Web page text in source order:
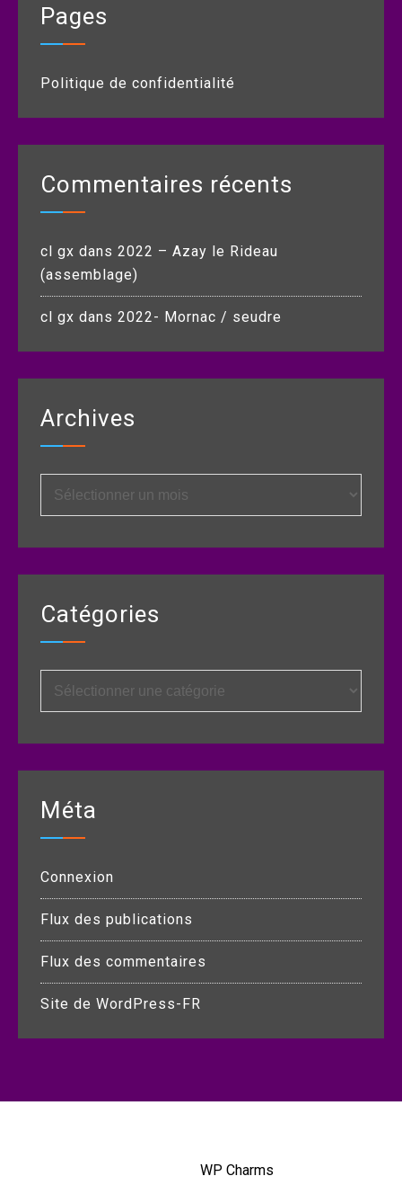
Pages
Politique de confidentialité
Commentaires récents
cl gx dans 2022 – Azay le Rideau
(assemblage)
cl gx dans 2022- Mornac / seudre
Archives
Catégories
Méta
Connexion
Flux des publications
Flux des commentaires
Site de WordPress-FR
WP Charms